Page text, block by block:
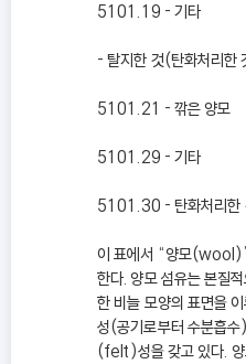
5101.19 - 기타
- 탈지한 것(탄화처리한
5101.21 - 깎은 양모
5101.29 - 기타
5101.30 - 탄화처리한
이 표에서 “양모
한다. 양모 섬유는 본질
한 비늘 모양의 표면을
성(공기로부터 수분흡
(felt)성을 갖고 있다. 양